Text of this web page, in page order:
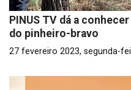
PINUS TV dá a
do pinheiro-bravo
27 fevereiro 2023, segunda-